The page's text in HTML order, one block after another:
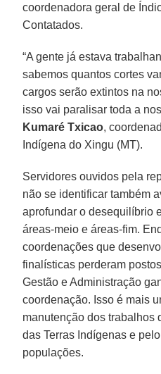
coordenadora geral de
Contatados.
“A gente já estava
sabemos quantos cortes
cargos serão extintos na
isso vai paralisar toda a
Kumaré Txicao,
Indígena do Xingu (MT).
Servidores ouvidos pela
não se identificar também
aprofundar o desequilíbrio
áreas-meio e áreas-fim.
coordenações que
finalísticas perderam
Gestão e Administração
coordenação. Isso é mais
manutenção dos trabalhos
das Terras Indígenas e
populações.